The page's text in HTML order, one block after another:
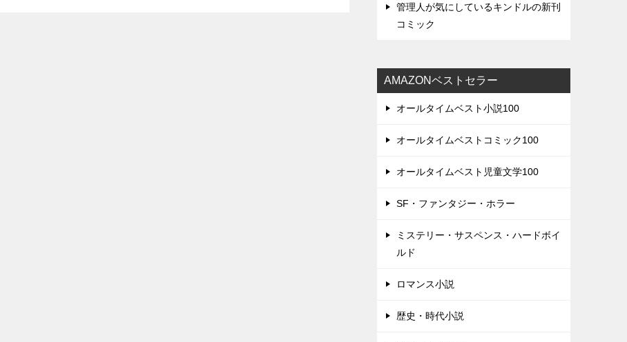
管理人が気にしているキンドルの新刊
コミック
AMAZONベストセラー
オールタイムベスト小説100
オールタイムベストコミック100
オールタイムベスト児童文学100
SF・ファンタジー・ホラー
ミステリー・サスペンス・ハードボイ
ルド
ロマンス小説
歴史・時代小説